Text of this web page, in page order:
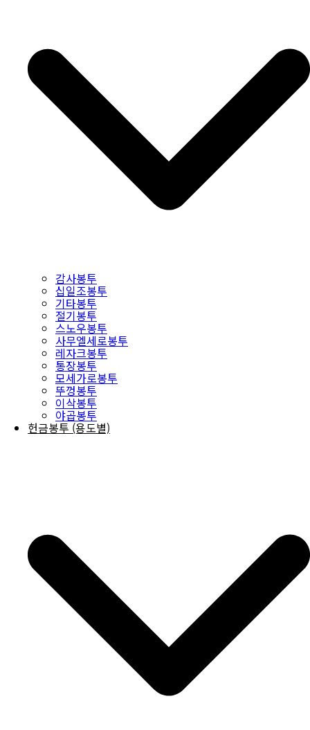
감사봉투
십일조봉투
기타봉투
절기봉투
스노우봉투
사무엘세로봉투
레자크봉투
통장봉투
모세가로봉투
뚜껑봉투
이삭봉투
야곱봉투
헌금봉투 (용도별)